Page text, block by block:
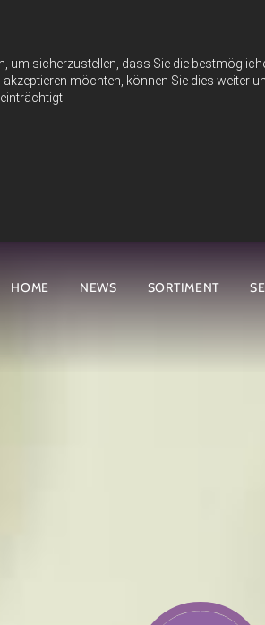
um sicherzustellen, dass Sie die
möchten, können Sie dies weiter
HOME NEWS SORTIMENT